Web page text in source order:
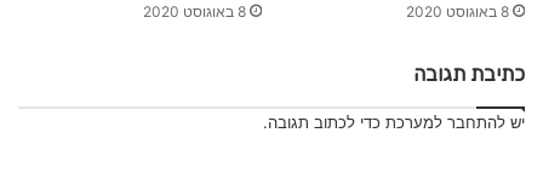
8 באוגוסט 2020 8 באוגוסט 2020
כתיבת תגובה
יש להתחבר למערכת כדי לכתוב תגובה.